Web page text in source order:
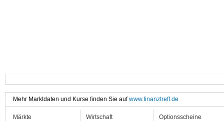
Mehr Marktdaten und Kurse finden Sie aufwww.finanztreff.de
Märkte
Wirtschaft
Optionsscheine